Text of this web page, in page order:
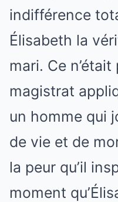
indifférence
Élisabeth la
mari. Ce
magistrat
un homme qui
de vie et de
la peur qu’il
moment